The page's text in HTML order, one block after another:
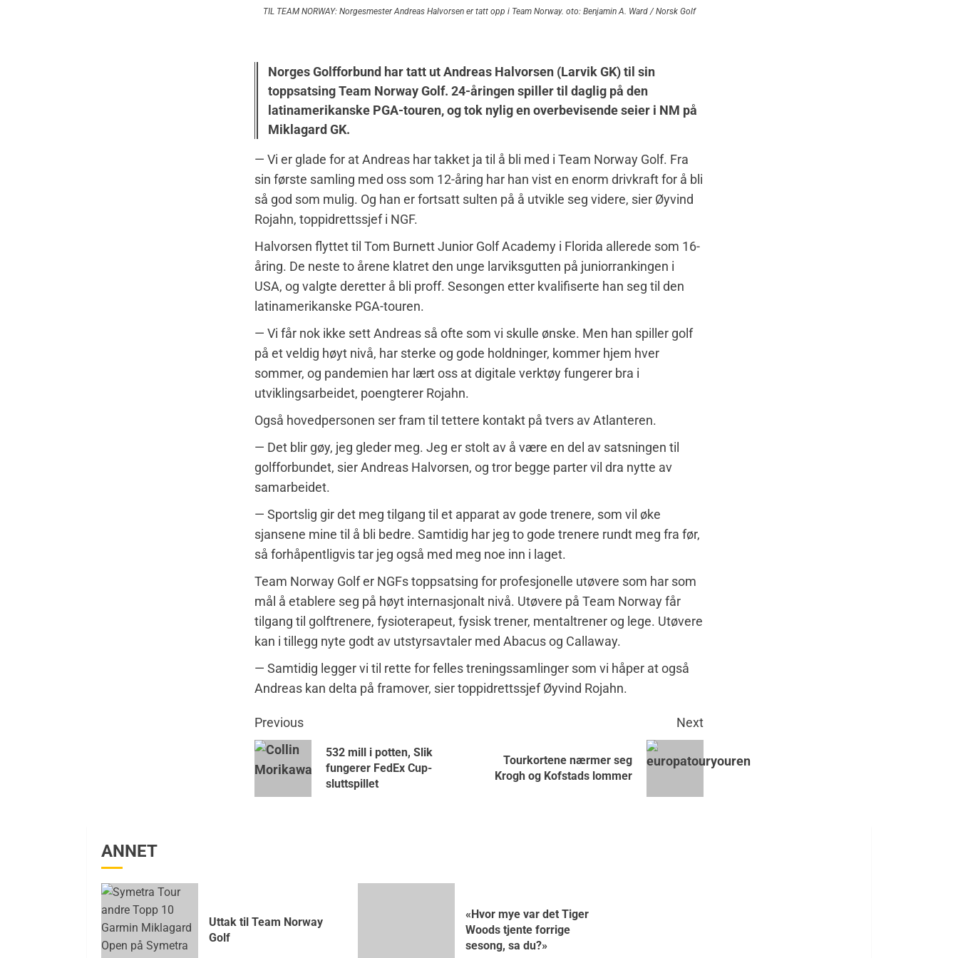
TIL TEAM NORWAY: Norgesmester Andreas Halvorsen er tatt opp i Team Norway. oto: Benjamin A. Ward / Norsk Golf
Norges Golfforbund har tatt ut Andreas Halvorsen (Larvik GK) til sin
toppsatsing Team Norway Golf. 24-åringen spiller til daglig på den
latinamerikanske PGA-touren, og tok nylig en overbevisende seier i NM på
Miklagard GK.
— Vi er glade for at Andreas har takket ja til å bli med i Team Norway Golf. Fra
sin første samling med oss som 12-åring har han vist en enorm drivkraft for å bli
så god som mulig. Og han er fortsatt sulten på å utvikle seg videre, sier Øyvind
Rojahn, toppidrettssjef i NGF.
Halvorsen flyttet til Tom Burnett Junior Golf Academy i Florida allerede som 16-
åring. De neste to årene klatret den unge larviksgutten på juniorrankingen i
USA, og valgte deretter å bli proff. Sesongen etter kvalifiserte han seg til den
latinamerikanske PGA-touren.
— Vi får nok ikke sett Andreas så ofte som vi skulle ønske. Men han spiller golf
på et veldig høyt nivå, har sterke og gode holdninger, kommer hjem hver
sommer, og pandemien har lært oss at digitale verktøy fungerer bra i
utviklingsarbeidet, poengterer Rojahn.
Også hovedpersonen ser fram til tettere kontakt på tvers av Atlanteren.
— Det blir gøy, jeg gleder meg. Jeg er stolt av å være en del av satsningen til
golfforbundet, sier Andreas Halvorsen, og tror begge parter vil dra nytte av
samarbeidet.
— Sportslig gir det meg tilgang til et apparat av gode trenere, som vil øke
sjansene mine til å bli bedre. Samtidig har jeg to gode trenere rundt meg fra før,
så forhåpentligvis tar jeg også med meg noe inn i laget.
Team Norway Golf er NGFs toppsatsing for profesjonelle utøvere som har som
mål å etablere seg på høyt internasjonalt nivå. Utøvere på Team Norway får
tilgang til golftrenere, fysioterapeut, fysisk trener, mentaltrener og lege. Utøvere
kan i tillegg nyte godt av utstyrsavtaler med Abacus og Callaway.
— Samtidig legger vi til rette for felles treningssamlinger som vi håper at også
Andreas kan delta på framover, sier toppidrettssjef Øyvind Rojahn.
Previous
532 mill i potten, Slik
fungerer FedEx Cup-
sluttspillet
Next
Tourkortene nærmer seg
Krogh og Kofstads lommer
ANNET
Uttak til Team Norway
Golf
«Hvor mye var det Tiger
Woods tjente forrige
sesong, sa du?»